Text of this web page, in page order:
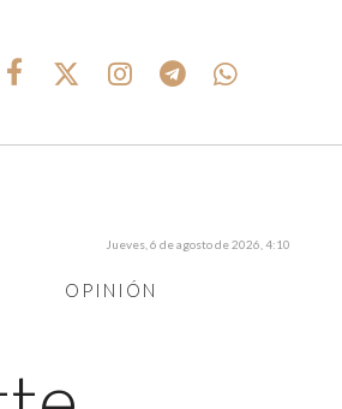
OPINIÓN
Jueves, 6 de agosto de 2026, 4:10